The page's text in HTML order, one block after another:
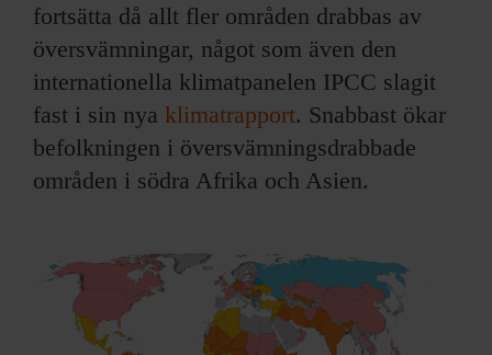
fortsätta då allt fler områden drabbas av
översvämningar, något som även den
internationella klimatpanelen IPCC slagit
fast i sin nya klimatrapport. Snabbast ökar
befolkningen i översvämningsdrabbade
områden i södra Afrika och Asien.